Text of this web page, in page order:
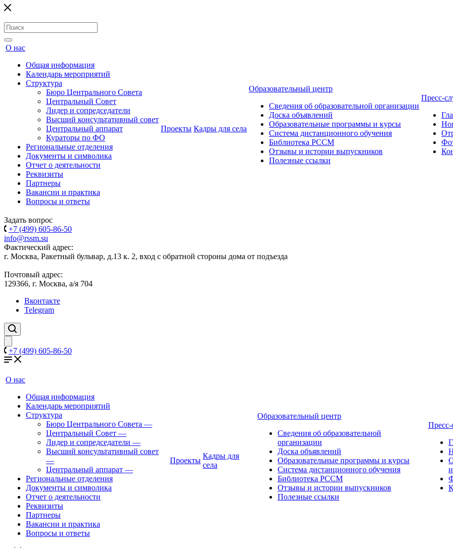
О нас
Общая информация
Календарь мероприятий
Структура
Бюро Центрального Совета
Центральный Совет
Лидер и сопредседатели
Высший консультативный совет
Центральный аппарат
Кураторы по ФО
Региональные отделения
Документы и символика
Отчет о деятельности
Реквизиты
Партнеры
Вакансии и практика
Вопросы и ответы
Проекты Кадры для села
Образовательный центр
Сведения об образовательной организации
Доска объявлений
Образовательные программы и курсы
Система дистанционного обучения
Библиотека РССМ
Отзывы и истории выпускников
Полезные ссылки
Пресс-
Задать вопрос
+7 (499) 605-86-50
info@rssm.su
Фактический адрес:
г. Москва, Ракетный бульвар, д.13 к. 2, вход с обратной стороны дома от подъезда
Почтовый адрес:
129366, г. Москва, а/я 704
Вконтакте
Telegram
+7 (499) 605-86-50
О нас
Общая информация
Календарь мероприятий
Структура
Бюро Центрального Совета —
Центральный Совет —
Лидер и сопредседатели —
Высший консультативный совет
—
Центральный аппарат —
Региональные отделения
Документы и символика
Отчет о деятельности
Реквизиты
Партнеры
Вакансии и практика
Вопросы и ответы
Проекты
Кадры для
села
Образовательный центр
Сведения об образовательной
организации
Доска объявлений
Образовательные программы и курсы
Система дистанционного обучения
Библиотека РССМ
Отзывы и истории выпускников
Полезные ссылки
Пресс-